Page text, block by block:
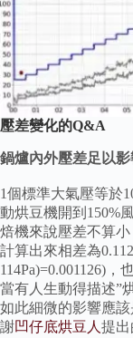
壓差變化的Q&A
鍋爐內外壓差足以
1個標準大氣壓等於
動烘豆機開到150%
焙機來說壓差不算
計算出來相差為
114Pa)=0.001126)
當有人生動得描述”
如此細微的影響應
謝凹仔底烘豆人 提出